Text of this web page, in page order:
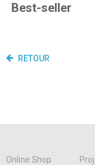
Best-seller
RETOUR
Online Shop